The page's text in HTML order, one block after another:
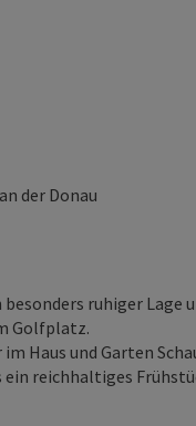
der Donau
ruhiger Lage
Golfplatz.
Haus und Garten
ein reichhaltiges